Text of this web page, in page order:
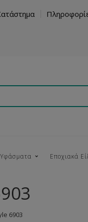
Εποχιακά
6903